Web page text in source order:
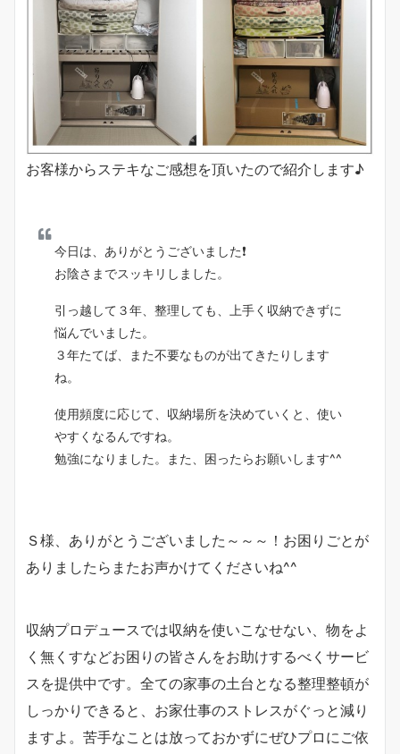
お客様からステキなご感想を頂いたので紹介します♪
今日は、ありがとうございました❗
お陰さまでスッキリしました。
引っ越して３年、整理しても、上手く収納できずに
悩んでいました。
３年たてば、また不要なものが出てきたりします
ね。
使用頻度に応じて、収納場所を決めていくと、使い
やすくなるんですね。
勉強になりました。また、困ったらお願いします^^
Ｓ様、ありがとうございました～～～！お困りごとが
ありましたらまたお声かけてくださいね^^
収納プロデュースでは収納を使いこなせない、物をよ
く無くすなどお困りの皆さんをお助けするべくサービ
スを提供中です。全ての家事の土台となる整理整頓が
しっかりできると、お家仕事のストレスがぐっと減り
ますよ。苦手なことは放っておかずにぜひプロにご依